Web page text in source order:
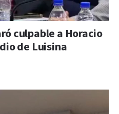
culpable a Horacio
de Luisina